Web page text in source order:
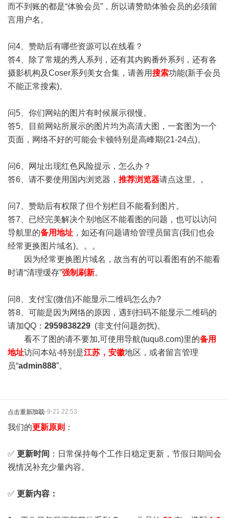
而不到账的都是“体验会员”，所以请赞助体验会员的必须留
言用户名。
问4、赞助后有哪些资源可以在线看？
答4、除了常规的秀人系列，还有其内购番外系列，还有各
摄影机构及Coser系列美女合集，请善用搜索功能(新手会员
不能正常搜索)。
问5、你们网站的图片有时候展示很慢。
答5、目前网站所展示的图片均为高清大图，一套图为一个
页面，网络不好的可能会卡顿特别是高峰期(21-24点)。
问6、网址出现红色风险提示，怎么办？
答6、请不要使用国内浏览器， 推荐浏览器请点这里。。
问7、赞助后有权限了但个别栏目不能看到图片。
答7、已经完美解决个别地区不能看图的问题，也可以访问
导航里的备用地址 ，如还有问题请给管理员留言(我们也会
经常更换图片域名)。。。
因为经常更换图片域名，故当有的可以看图有的不能看
时请“清理缓存”强制刷新。
问8、支付宝(微信)不能显示二维码怎么办?
答8、可能是因为网络的原因，遇到扫码不能显示二维码的
请加QQ： 2959838229 (非支付问题勿扰)。
看不了图的请不要加,可使用导航(tuqu8.com)里的备用
地址访问本站-特别是江苏，安徽地区，或者留言管理
员“admin888”。
点击重新加载2025-9-21 22:53
我们的更新原则 ：
✅ 更新时间 ：日常保持每个工作日稳定更新，节假日期间会
视情况补充少量内容。
✅ 更新内容：